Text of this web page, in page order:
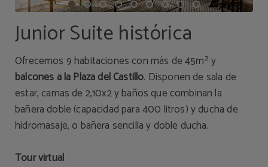
Junior Suite histórica
Ofrecemos 9 habitaciones con más de 45m² y
balcones a la Plaza del Castillo. Disponen de sala de
estar, camas de 2,10x2 y baños que combinan la
bañera doble (capacidad para 400 litros) y ducha de
hidromasaje, o bañera sencilla y doble ducha.
Tour virtual